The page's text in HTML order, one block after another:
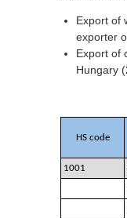
Export of
exporter
Export of
Hungary
HS code
1001